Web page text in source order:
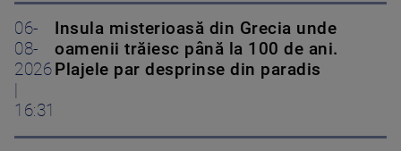
06-
08-
2026
|
16:31
Insula misterioasă din Grecia unde
oamenii trăiesc până la 100 de ani.
Plajele par desprinse din paradis